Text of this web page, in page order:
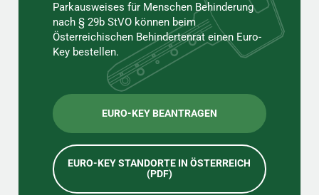
Parkausweises für Menschen Behinderung
nach § 29b StVO können beim
Österreichischen Behindertenrat einen Euro-
Key bestellen.
EURO-KEY BEANTRAGEN
EURO-KEY STANDORTE IN ÖSTERREICH
(PDF)